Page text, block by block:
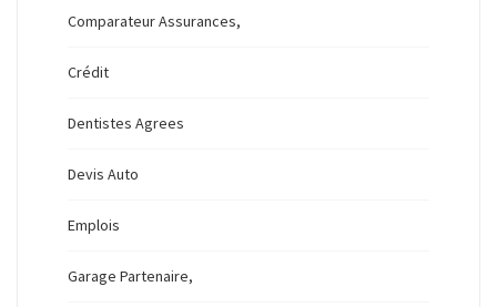
Comparateur Assurances,
Crédit
Dentistes Agrees
Devis Auto
Emplois
Garage Partenaire,